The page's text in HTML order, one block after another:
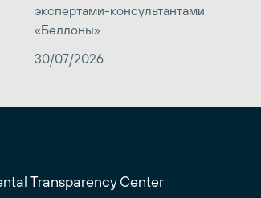
экспертами-консультантами
«Беллоны»
30/07/2026
Transparency Center